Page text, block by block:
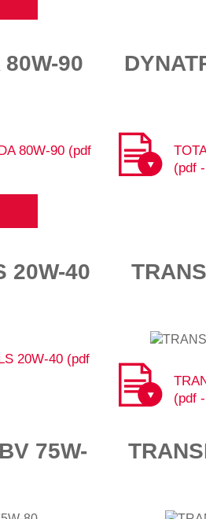
90
80W-90 (pdf
(pdf
20W-40
20W-40 (pdf
(pdf
75W-